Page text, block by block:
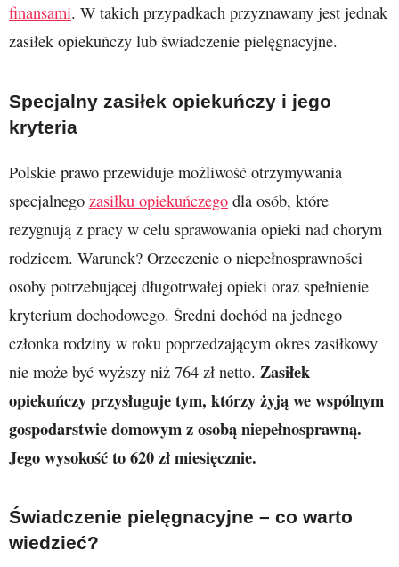
finansami. W takich przypadkach przyznawany jest jednak
zasiłek opiekuńczy lub świadczenie pielęgnacyjne.
Specjalny zasiłek opiekuńczy i jego
kryteria
Polskie prawo przewiduje możliwość otrzymywania
specjalnego zasiłku opiekuńczego dla osób, które
rezygnują z pracy w celu sprawowania opieki nad chorym
rodzicem. Warunek? Orzeczenie o niepełnosprawności
osoby potrzebującej długotrwałej opieki oraz spełnienie
kryterium dochodowego. Średni dochód na jednego
członka rodziny w roku poprzedzającym okres zasiłkowy
nie może być wyższy niż 764 zł netto. Zasiłek
opiekuńczy przysługuje tym, którzy żyją we wspólnym
gospodarstwie domowym z osobą niepełnosprawną.
Jego wysokość to 620 zł miesięcznie.
Świadczenie pielęgnacyjne – co warto
wiedzieć?